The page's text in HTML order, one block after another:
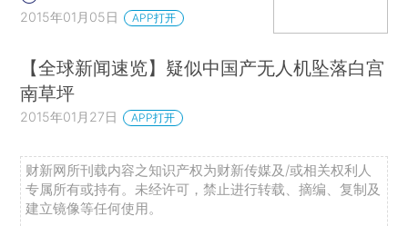
2015年01月05日 APP打开
【全球新闻速览】疑似中国产无人机坠落白宫
南草坪
2015年01月27日 APP打开
财新网所刊载内容之知识产权为财新传媒及/或相关权利人
专属所有或持有。未经许可，禁止进行转载、摘编、复制及
建立镜像等任何使用。